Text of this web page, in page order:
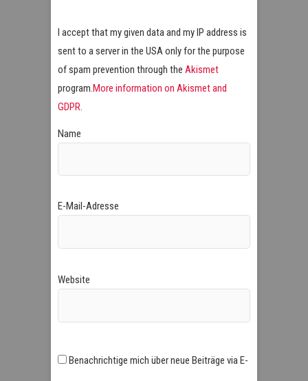
I accept that my given data and my IP address is
sent to a server in the USA only for the purpose
of spam prevention through the Akismet
program.More information on Akismet and
GDPR.
Name
E-Mail-Adresse
Website
Benachrichtige mich über neue Beiträge via E-